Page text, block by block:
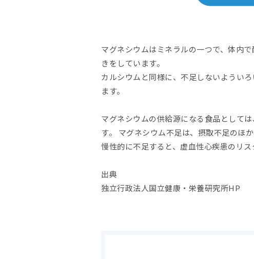
マグネシウムはミネラルの一つで、体内
きをしています。
カルシウムと同様に、不足しないようい
ます。
マグネシウムの供給源になる食品として
す。 マグネシウム不足は、摂取不足のほ
慢性的に不足すると、虚血性心疾患のリス
出典
独立行政法人国立健康・栄養研究所HP